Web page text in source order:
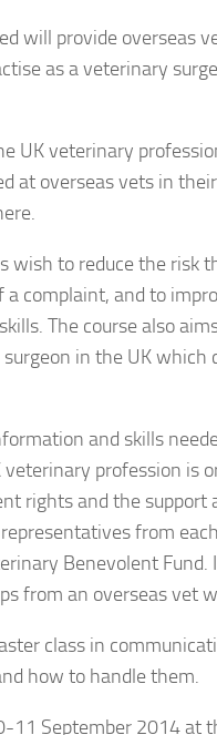
will provide overseas
as a veterinary
UK veterinary
at overseas vets in
wish to reduce the risk
a complaint, and to
The course also
in the UK
and skills
profession is
rights and the
from
Benevolent Fund.
from an overseas vet
class in
how to handle them.
11 September 2014 at